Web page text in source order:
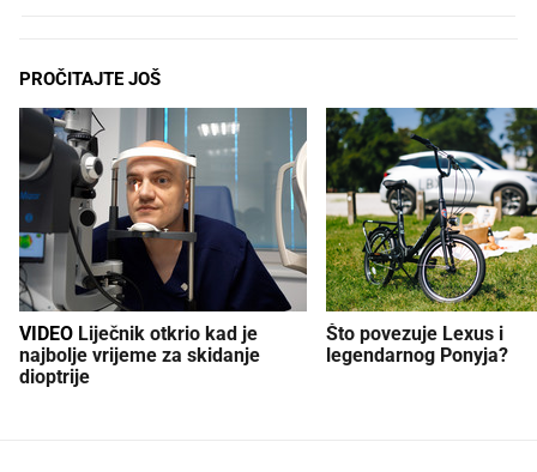
PROČITAJTE JOŠ
VIDEO
najbolje vrijeme za skidanje
dioptrije
Što povezuje Lexus i
legendarnog Ponyja?